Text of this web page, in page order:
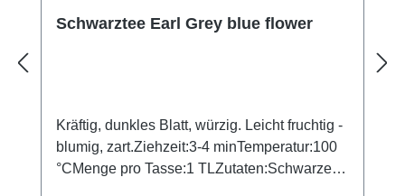
Schwarztee Earl Grey blue flower
Kräftig, dunkles Blatt, würzig. Leicht fruchtig -
blumig, zart.Ziehzeit:3-4 minTemperatur:100
°CMenge pro Tasse:1 TLZutaten:Schwarzer